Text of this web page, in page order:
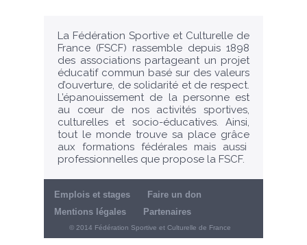
La Fédération Sportive et Culturelle de
France (FSCF) rassemble depuis 1898
des associations partageant un projet
éducatif commun basé sur des valeurs
d’ouverture, de solidarité et de respect.
L’épanouissement de la personne est
au cœur de nos activités sportives,
culturelles et socio-éducatives. Ainsi,
tout le monde trouve sa place grâce
aux formations fédérales mais aussi
professionnelles que propose la FSCF.
Emplois et stages
Faire un don
Mentions légales
Partenaires
© 2014 Fédération Sportive et Culturelle de France